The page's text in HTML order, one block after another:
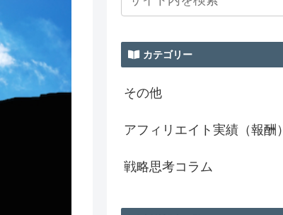
カテゴリー
その他
アフィリエイト実績（報酬）
戦略思考コラム